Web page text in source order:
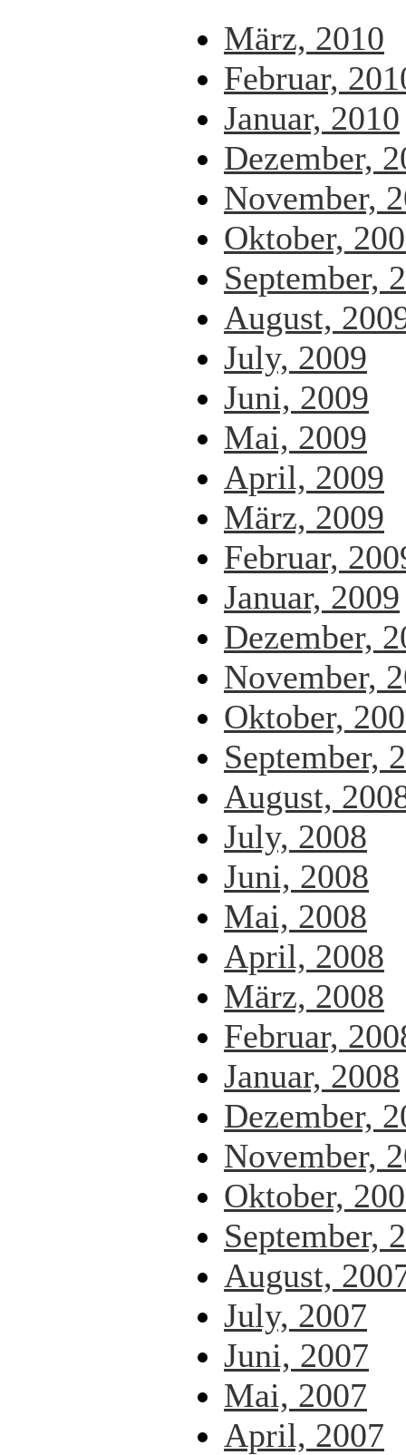
März, 2010
Februar,
Januar, 2010
Dezember,
November,
Oktober,
September,
August,
July, 2009
Juni, 2009
Mai, 2009
April, 2009
März, 2009
Februar,
Januar, 2009
Dezember,
November,
Oktober,
September,
August,
July, 2008
Juni, 2008
Mai, 2008
April, 2008
März, 2008
Februar,
Januar, 2008
Dezember,
November,
Oktober,
September,
August,
July, 2007
Juni, 2007
Mai, 2007
April, 2007